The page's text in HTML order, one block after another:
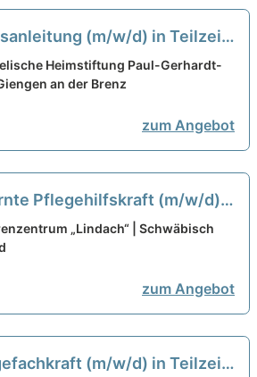
(m/w/d) in Teilzeit
von besonderer Güte! neu
Heimstiftung Paul-Gerhardt-
an der Brenz
zum Angebot
Pflegehilfskraft (m/w/d)
(max. 60-80%) - Wir
uns auf Sie!
„Lindach“ | Schwäbisch
zum Angebot
(m/w/d) in Teilzeit